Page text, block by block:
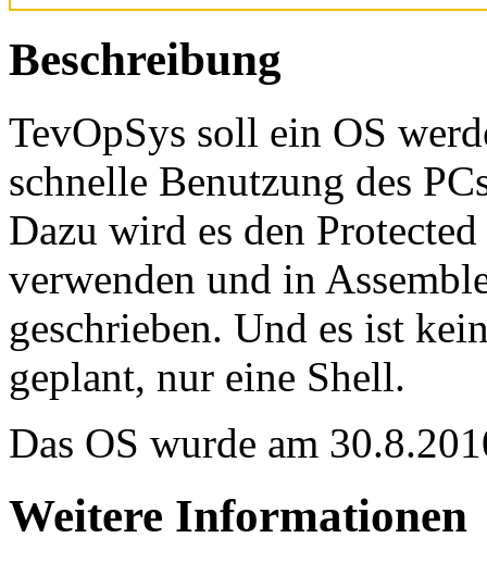
Beschreibung
TevOpSys soll ein OS
schnelle Benutzung des
Dazu wird es den
verwenden und in
geschrieben. Und es ist
geplant, nur eine Shell.
Das OS wurde am
Weitere Informationen